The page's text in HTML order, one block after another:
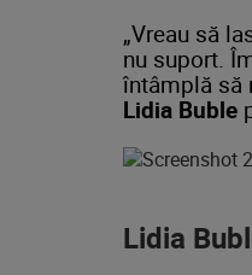
„Vreau să
nu suport.
întâmplă să
Lidia Buble
Lidia